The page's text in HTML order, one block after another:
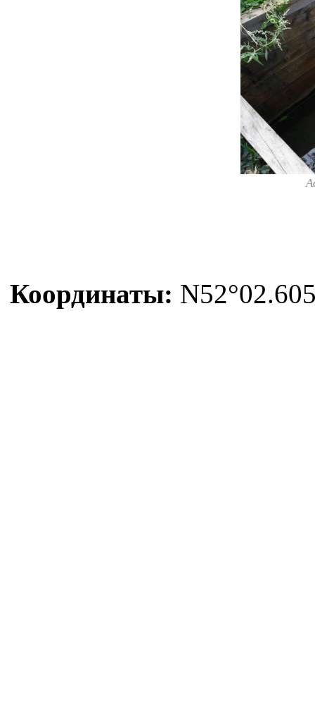
Координаты: